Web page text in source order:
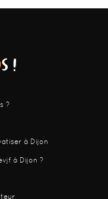
?
à Dijon
à Dijon ?